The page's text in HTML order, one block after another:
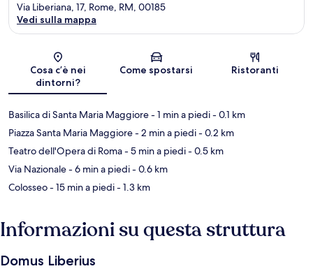
Mappa
Via Liberiana, 17, Rome, RM, 00185
Vedi sulla mappa
Cosa c’è nei
dintorni?
Come spostarsi Ristoranti
Basilica di Santa Maria Maggiore- 1 min a piedi- 0.1 km
Piazza Santa Maria Maggiore- 2 min a piedi- 0.2 km
Teatro dell'Opera di Roma- 5 min a piedi- 0.5 km
Via Nazionale- 6 min a piedi- 0.6 km
Colosseo- 15 min a piedi- 1.3 km
Informazioni su questa struttura
Domus Liberius